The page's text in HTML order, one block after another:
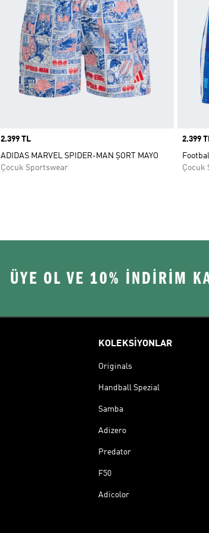
Price
2.399 TL
ADIDAS MARVEL SPIDER-MAN ŞORT MAYO
Çocuk Sportswear
Price
2.399
Çocuk
ÜYE OL VE 10% İNDİRİM
KOLEKSİYONLAR
Originals
Handball Spezial
Samba
Adizero
Predator
F50
Adicolor